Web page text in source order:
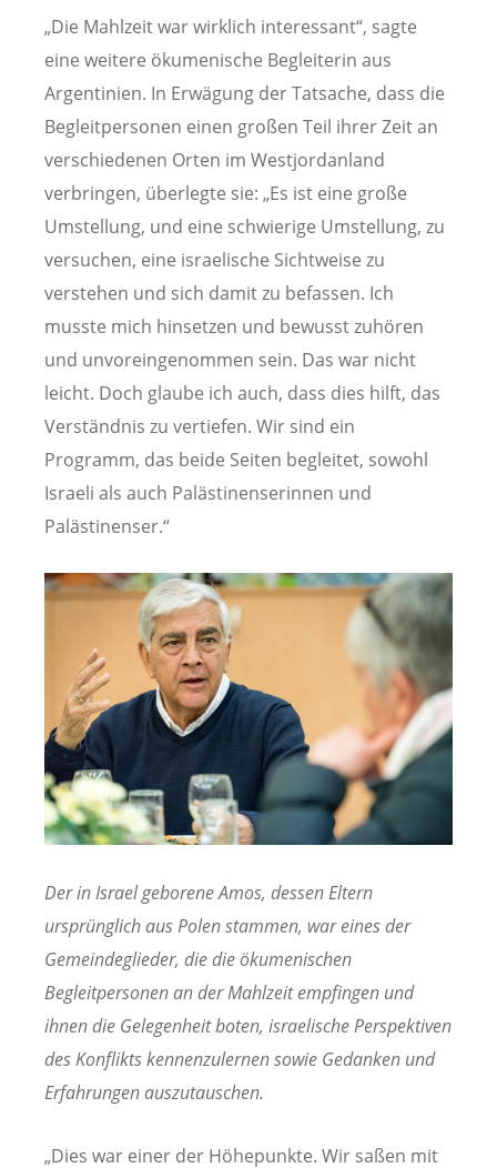
„Die Mahlzeit war wirklich interessant“, sagte
eine weitere ökumenische Begleiterin aus
Argentinien. In Erwägung der Tatsache, dass die
Begleitpersonen einen großen Teil ihrer Zeit an
verschiedenen Orten im Westjordanland
verbringen, überlegte sie: „Es ist eine große
Umstellung, und eine schwierige Umstellung, zu
versuchen, eine israelische Sichtweise zu
verstehen und sich damit zu befassen. Ich
musste mich hinsetzen und bewusst zuhören
und unvoreingenommen sein. Das war nicht
leicht. Doch glaube ich auch, dass dies hilft, das
Verständnis zu vertiefen. Wir sind ein
Programm, das beide Seiten begleitet, sowohl
Israeli als auch Palästinenserinnen und
Palästinenser.“
Der in Israel geborene Amos, dessen Eltern
ursprünglich aus Polen stammen, war eines der
Gemeindeglieder, die die ökumenischen
Begleitpersonen an der Mahlzeit empfingen und
ihnen die Gelegenheit boten, israelische Perspektiven
des Konflikts kennenzulernen sowie Gedanken und
Erfahrungen auszutauschen.
„Dies war einer der Höhepunkte. Wir saßen mit